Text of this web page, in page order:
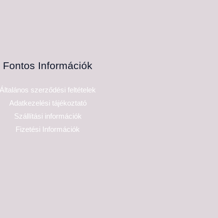
Fontos Információk
Általános szerződési feltételek
Adatkezelési tájékoztató
Szállítási információk
Fizetési Információk